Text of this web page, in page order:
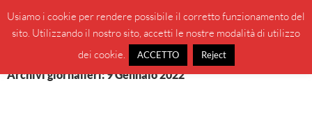
contenuto
BeppeBlog
MENU
Archivi giornalieri: 9 Gennaio 2022
Usiamo i cookie per rendere possibile il corretto funzionamento del
sito. Utilizzando il nostro sito, accetti le nostre modalità di utilizzo
dei cookie.
ACCETTO Reject